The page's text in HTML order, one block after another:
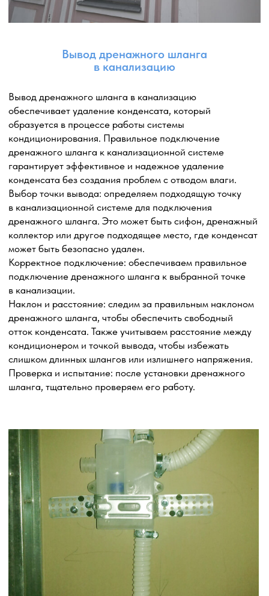
Установка защитного козырька или
антивандальной решетки
кондиционера.
Установка помпы: устанавливаем дренажную помпу
на подготовленной поверхности, используя
Подключение электропитания: дренажная помпа
требует подключения к источнику электропитания.
Установка защитного козырька или антивандальной
решетки является эффективным способом обеспечения
дополнительной защиты наружного блока
кондиционера от неблагоприятных внешних факторов
и предотвращения возможных повреждений или кражи
оборудования. Эти меры помогают сохранить
надежность и долговечность кондиционера, а также
обеспечить безопасность его работы.
Заказать услугу
Каталог кондиционеров